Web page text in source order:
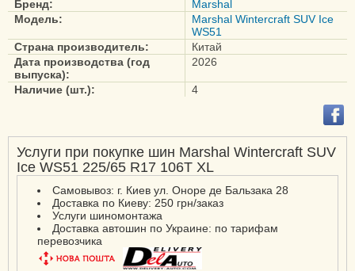
Бренд:
Marshal
Модель:
Marshal Wintercraft SUV Ice
WS51
Страна производитель:
Китай
Дата производства (год
выпуска):
2026
Наличие (шт.): 4
Услуги при покупке шин Marshal Wintercraft SUV
Ice WS51 225/65 R17 106T XL
Самовывоз: г. Киев ул. Оноре де Бальзака 28
Доставка по Киеву: 250 грн/заказ
Услуги шиномонтажа
Доставка автошин по Украине: по тарифам
перевозчика